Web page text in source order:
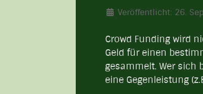
Veröffentlicht: 26.
Crowd Funding wird
Geld für einen
gesammelt. Wer sich
eine Gegenleistung